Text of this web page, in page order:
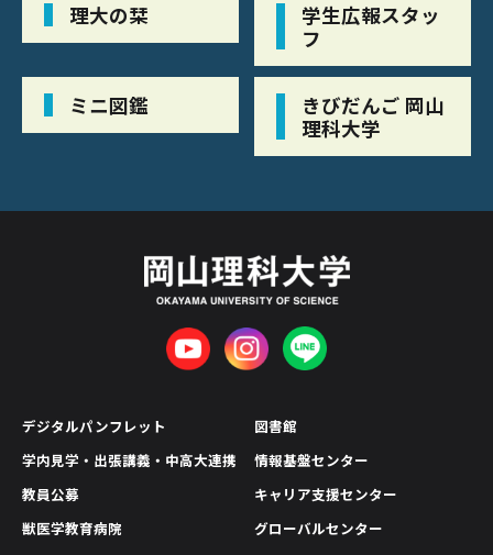
理大の栞
学生広報スタッ
フ
ミニ図鑑
きびだんご 岡山
理科大学
デジタルパンフレット
学内見学・出張講義・中高大連携
教員公募
獣医学教育病院
図書館
情報基盤センター
キャリア支援センター
グローバルセンター